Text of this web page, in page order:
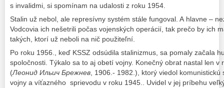
s invalidmi, si spomínam na udalosti z roku 1954.
Stalin už nebol, ale represívny systém stále fungoval. A hlavne –
Vodcovia ich nešetrili počas vojenských operácií, tak prečo by ich
takých, ktorí už neboli na nič použiteľní.
Po roku 1956., keď KSSZ odsúdila stalinizmus, sa pomaly začala
spoločnosti. Týkalo sa to aj obetí vojny. Konečný obrat nastal len v
(Леонид Ильич Брежнев , 1906.- 1982.), ktorý viedol
vojny a víťazného sprievodu v roku 1945.. Uvidel v jej príbehu